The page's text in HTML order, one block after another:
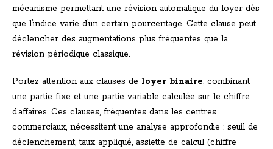
mécanisme permettant une révision automatique du loyer dès
que l’indice varie d’un certain pourcentage. Cette clause peut
déclencher des augmentations plus fréquentes que la
révision périodique classique.
Portez attention aux clauses de loyer binaire, combinant
une partie fixe et une partie variable calculée sur le chiffre
d’affaires. Ces clauses, fréquentes dans les centres
commerciaux, nécessitent une analyse approfondie : seuil de
déclenchement, taux appliqué, assiette de calcul (chiffre